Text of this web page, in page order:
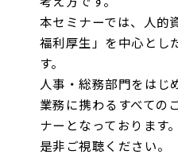
本セミナーでは、人的
福利厚生」を中心とし
す。
人事・総務部門をはじ
業務に携わるすべての
ナーとなっております。
是非ご視聴ください。